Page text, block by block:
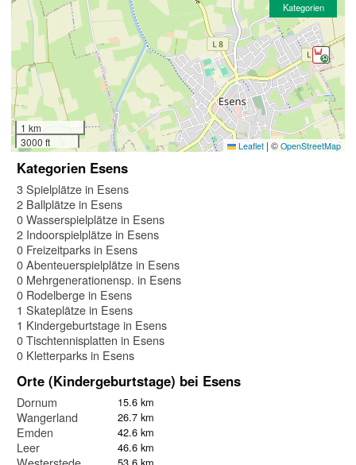
1 km
3000 ft
Leaflet | © OpenStreetMap
Kategorien
Kategorien Esens
3 Spielplätze in Esens
2 Ballplätze in Esens
0 Wasserspielplätze in Esens
2 Indoorspielplätze in Esens
0 Freizeitparks in Esens
0 Abenteuerspielplätze in Esens
0 Mehrgenerationensp. in Esens
0 Rodelberge in Esens
1 Skateplätze in Esens
1 Kindergeburtstage in Esens
0 Tischtennisplatten in Esens
0 Kletterparks in Esens
Orte (Kindergeburtstage) bei Esens
Dornum 15.6 km
Wangerland 26.7 km
Emden 42.6 km
Leer 46.6 km